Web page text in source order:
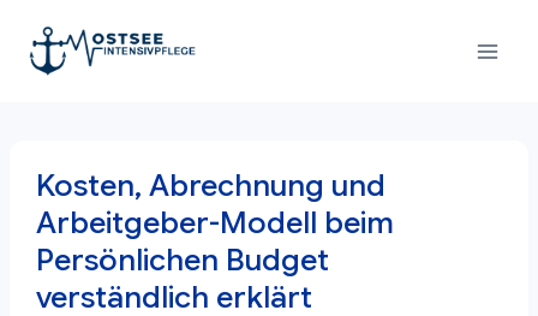
Inhalt
springen
Kosten, Abrechnung und
Arbeitgeber-Modell beim
Persönlichen Budget
verständlich erklärt